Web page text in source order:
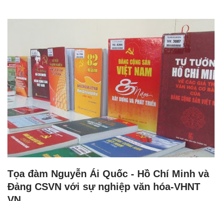
Tọa đàm Nguyễn Ái Quốc - Hồ Chí Minh và
Đảng CSVN với sự nghiệp văn hóa-VHNT